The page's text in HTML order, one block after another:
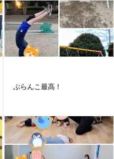
ぶらんこ最高！